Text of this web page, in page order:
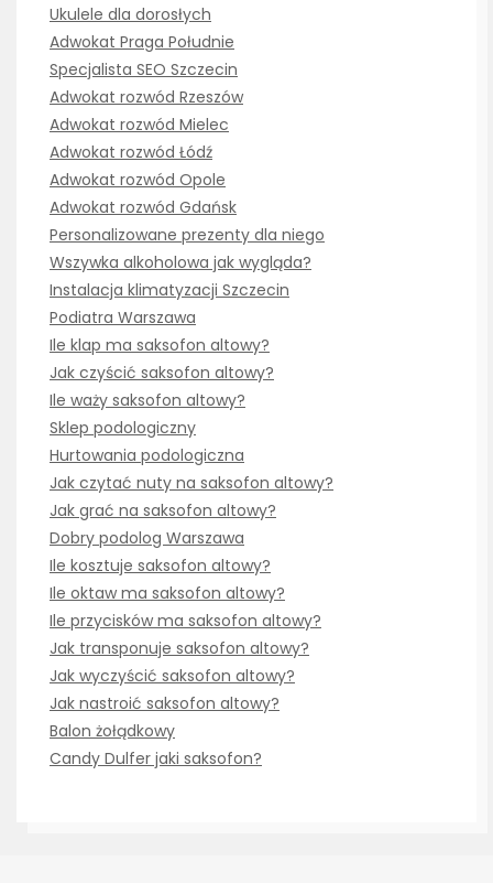
Ukulele dla dorosłych
Adwokat Praga Południe
Specjalista SEO Szczecin
Adwokat rozwód Rzeszów
Adwokat rozwód Mielec
Adwokat rozwód Łódź
Adwokat rozwód Opole
Adwokat rozwód Gdańsk
Personalizowane prezenty dla niego
Wszywka alkoholowa jak wygląda?
Instalacja klimatyzacji Szczecin
Podiatra Warszawa
Ile klap ma saksofon altowy?
Jak czyścić saksofon altowy?
Ile waży saksofon altowy?
Sklep podologiczny
Hurtowania podologiczna
Jak czytać nuty na saksofon altowy?
Jak grać na saksofon altowy?
Dobry podolog Warszawa
Ile kosztuje saksofon altowy?
Ile oktaw ma saksofon altowy?
Ile przycisków ma saksofon altowy?
Jak transponuje saksofon altowy?
Jak wyczyścić saksofon altowy?
Jak nastroić saksofon altowy?
Balon żołądkowy
Candy Dulfer jaki saksofon?